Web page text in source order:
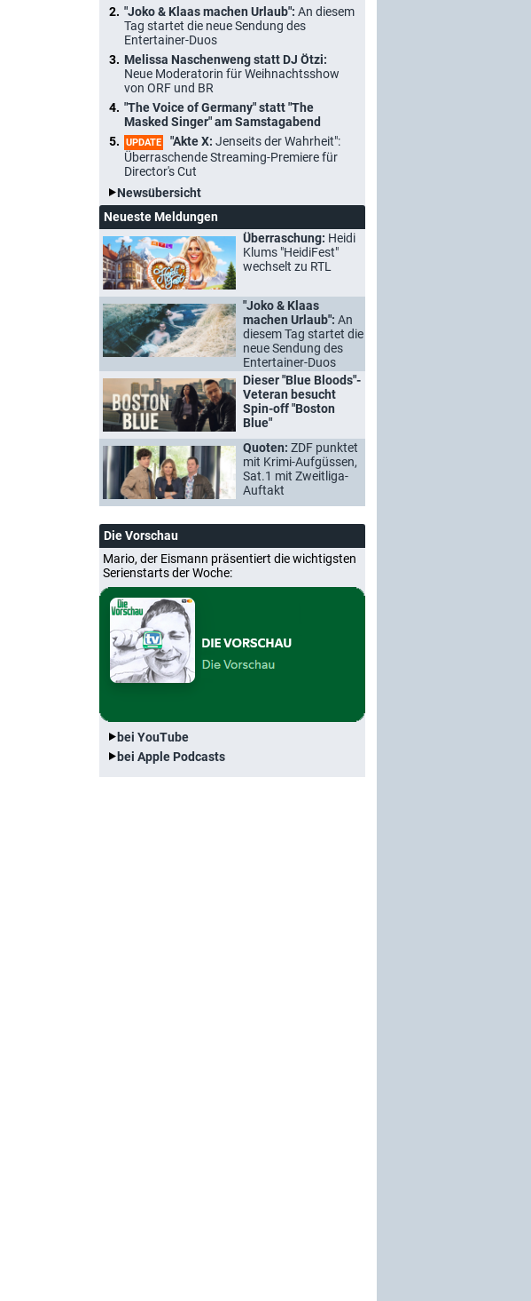
"Joko & Klaas machen Urlaub": An diesem
Tag startet die neue Sendung des
Entertainer-Duos
Melissa Naschenweng statt DJ Ötzi:
Neue Moderatorin für Weihnachtsshow
von ORF und BR
"The Voice of Germany" statt "The
Masked Singer" am Samstagabend
UPDATE "Akte X: Jenseits der Wahrheit":
Überraschende Streaming-Premiere für
Director's Cut
Newsübersicht
Neueste Meldungen
Überraschung: Heidi
Klums "HeidiFest"
wechselt zu RTL
"Joko & Klaas
machen Urlaub": An
diesem Tag startet die
neue Sendung des
Entertainer-Duos
Dieser "Blue Bloods"-
Veteran besucht
Spin-off "Boston
Blue"
Quoten: ZDF punktet
mit Krimi-Aufgüssen,
Sat.1 mit Zweitliga-
Auftakt
Die Vorschau
Mario, der Eismann präsentiert die wichtigsten
Serienstarts der Woche:
bei YouTube
bei Apple Podcasts